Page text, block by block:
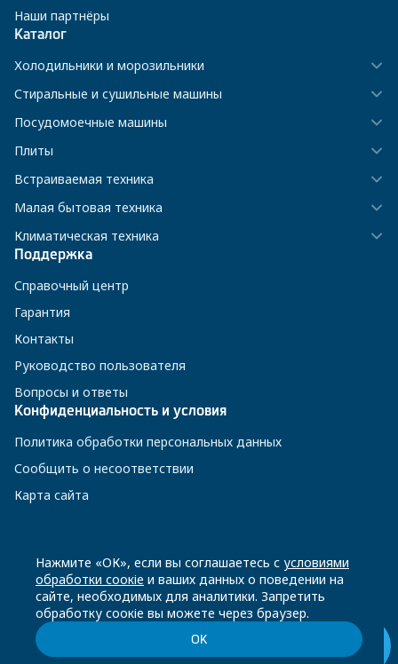
Наши партнёры
Каталог
Холодильники и морозильники
Стиральные и сушильные машины
Посудомоечные машины
Плиты
Встраиваемая техника
Малая бытовая техника
Климатическая техника
Поддержка
Справочный центр
Гарантия
Контакты
Руководство пользователя
Вопросы и ответы
Конфиденциальность и условия
Политика обработки персональных данных
Сообщить о несоответствии
Карта сайта
8 800 200-23-56
Чат-бот в Телеграм
Нажмите «ОК», если вы соглашаетесь с условиями
обработки соокіе и ваших данных о поведении на
сайте, необходимых для аналитики. Запретить
обработку соокіе вы можете через браузер.
ОК